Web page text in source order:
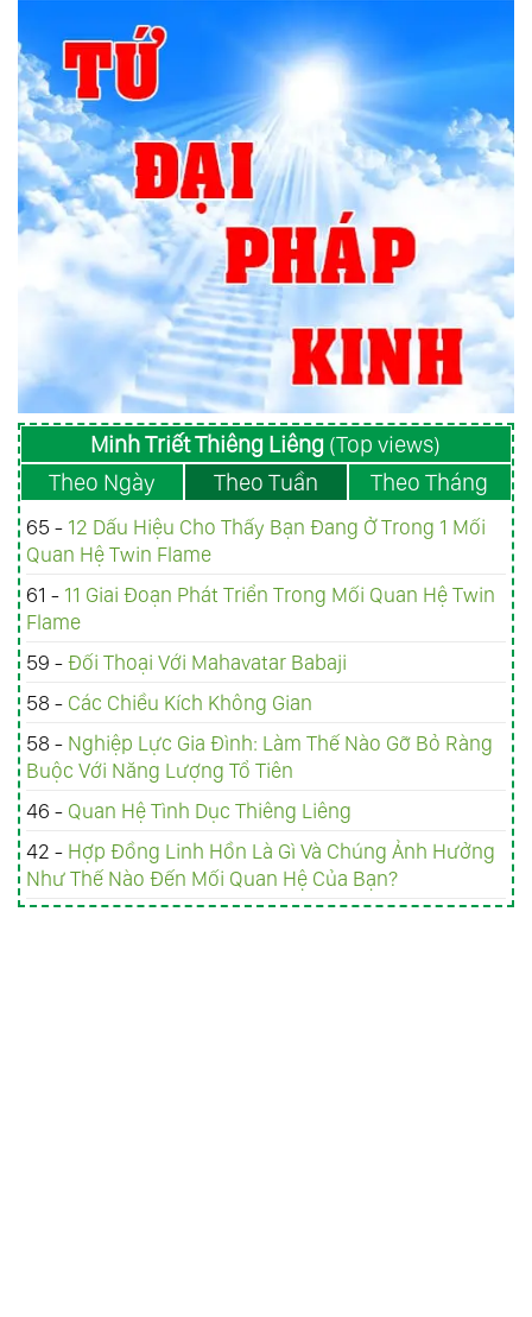
Minh Triết Thiêng Liêng (Top views)
Theo Ngày
Theo Tuần Theo Tháng
65 - 12 Dấu Hiệu Cho Thấy Bạn Đang Ở Trong 1 Mối
Quan Hệ Twin Flame
61 - 11 Giai Đoạn Phát Triển Trong Mối Quan Hệ Twin
Flame
59 -Đối Thoại Với Mahavatar Babaji
58 - Các Chiều Kích Không Gian
58 - Nghiệp Lực Gia Đình: Làm Thế Nào Gỡ Bỏ Ràng
Buộc Với Năng Lượng Tổ Tiên
46 - Quan Hệ Tình Dục Thiêng Liêng
42 - Hợp Đồng Linh Hồn Là Gì Và Chúng Ảnh Hưởng
Như Thế Nào Đến Mối Quan Hệ Của Bạn?